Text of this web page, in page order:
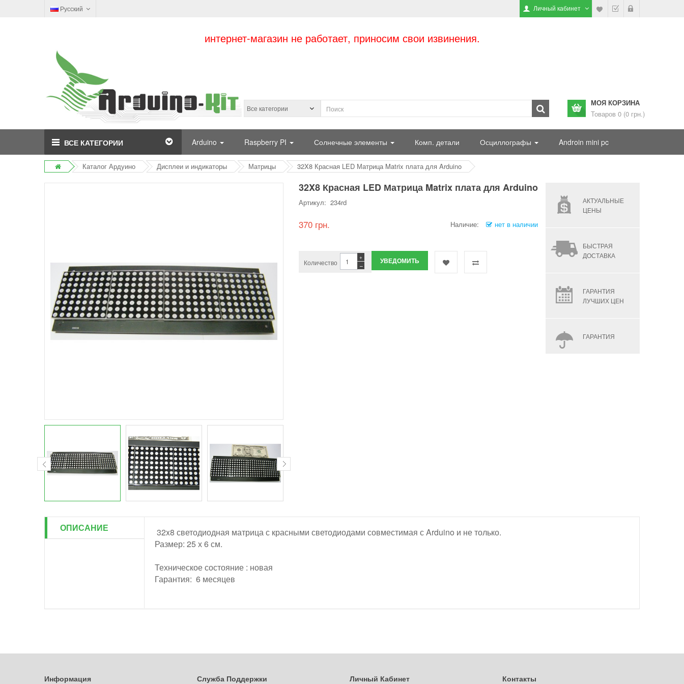
Русский Личный кабинет
интернет-магазин не работает, приносим свои извинения.
МОЯ КОРЗИНА
Товаров 0 (0 грн.)
ВСЕ КАТЕГОРИИ Arduino Raspberry PI Солнечные элементы Комп. детали Осциллографы Androin mini pc
Каталог Ардуино Дисплеи и индикаторы Матрицы 32X8 Красная LED Матрица Matrix плата для Arduino
32X8 Красная LED Матрица Matrix плата для Arduino
Артикул: 234rd
370 грн. Наличие: нет в наличии
Количество −
+ УВЕДОМИТЬ
АКТУАЛЬНЫЕ
ЦЕНЫ
БЫСТРАЯ
ДОСТАВКА
ГАРАНТИЯ
ЛУЧШИХ ЦЕН
ГАРАНТИЯ
ОПИСАНИЕ
32x8 светодиодная матрица с красными светодиодами совместимая с Arduino и не только.
Размер: 25 х 6 см.
Техническое состояние : новая
Гарантия: 6 месяцев
Информация Служба Поддержки Личный Кабинет Контакты